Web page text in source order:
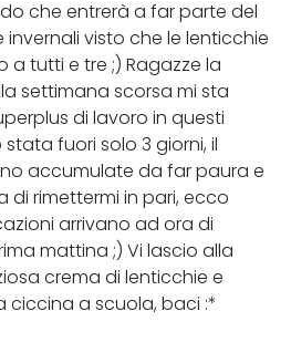
che entrerà a far parte del
invernali visto che le lenticchie
tutti e tre ;) Ragazze la
settimana scorsa mi sta
di lavoro in questi
fuori solo 3 giorni, il
accumulate da far paura e
rimettermi in pari, ecco
arrivano ad ora di
mattina ;) Vi lascio alla
crema di lenticchie e
ciccina a scuola, baci :*